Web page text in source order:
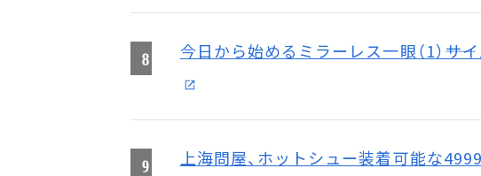
今日から始めるミラーレス一眼（1）――
上海問屋、ホットシュー装着可能な